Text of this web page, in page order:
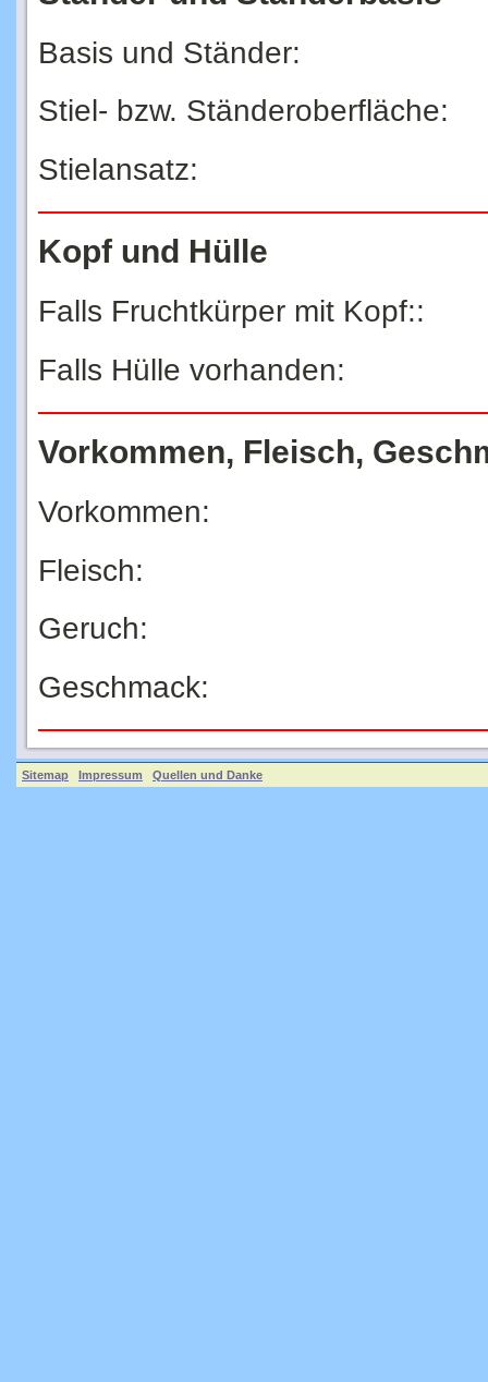
Stiel- bzw. Ständeroberfläche:
Stielansatz:
Kopf und Hülle
Falls Fruchtkürper mit Kopf::
Vorkommen, Fleisch,
Vorkommen:
Geruch:
Geschmack: